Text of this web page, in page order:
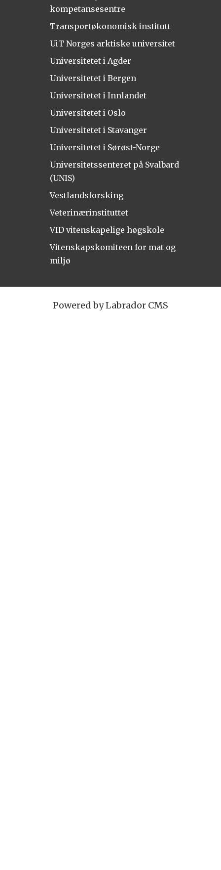
kompetansesentre
Transportøkonomisk institutt
UiT Norges arktiske universitet
Universitetet i Agder
Universitetet i Bergen
Universitetet i Innlandet
Universitetet i Oslo
Universitetet i Stavanger
Universitetet i Sørøst-Norge
Universitetssenteret på Svalbard
(UNIS)
Vestlandsforsking
Veterinærinstituttet
VID vitenskapelige høgskole
Vitenskapskomiteen for mat og
miljø
Powered by Labrador CMS